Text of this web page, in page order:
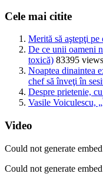
Cele mai citite
Merită să aştepţi pe
De ce unii oameni
toxică) 83395 views
Noaptea dinaintea
chef să înveţi în
Despre prietenie,
Vasile Voiculescu,
Video
Could not generate
Could not generate